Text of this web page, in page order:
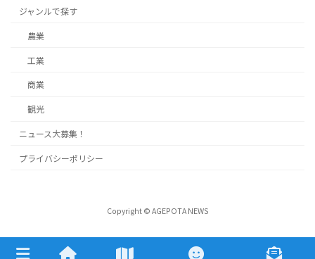
ジャンルで探す
農業
工業
商業
観光
ニュース大募集！
プライバシーポリシー
Copyright © AGEPOTA NEWS